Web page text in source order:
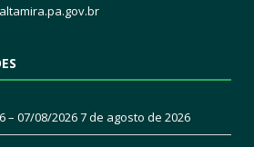
gov.br
– 07/08/20267 de agosto de 2026